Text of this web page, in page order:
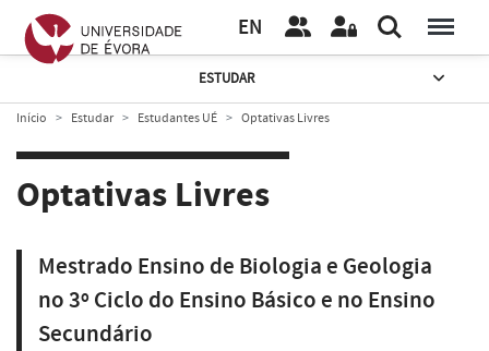
EN
ESTUDAR
Início Estudar Estudantes UÉ Optativas Livres
Optativas Livres
Mestrado Ensino de Biologia e Geologia
no 3º Ciclo do Ensino Básico e no Ensino
Secundário